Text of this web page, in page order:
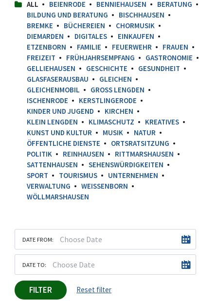
ALL BEIENRODE BENNIEHAUSEN
BERATUNG
BILDUNG UND BERATUNG
BISCHHAUSEN
BREMKE
BÜCHEREIEN
CHORMUSIK
DIEMARDEN
DIGITALES
EINKAUFEN
ETZENBORN
FAMILIE FEUERWEHR
FRAUEN
FREIZEIT
FRÜHJAHRSEMPFANG
GASTRONOMIE
GELLIEHAUSEN
GESCHICHTE
GESUNDHEIT
GLASFASERAUSBAU
GLEICHEN
GLEICHENMOBIL
GROSS LENGDEN
ISCHENRODE
KERSTLINGERODE
KINDER UND JUGEND
KIRCHEN
KLEIN LENGDEN
KLIMASCHUTZ
KREATIVES
KUNST UND KULTUR
MUSIK
NATUR
ÖFFENTLICHE DIENSTE
ORTSRATSITZUNG
POLITIK
REINHAUSEN
RITTMARSHAUSEN
SATTENHAUSEN
SEHENSWÜRDIGKEITEN
SPORT
TOURISMUS
UNTERNEHMEN
VERWALTUNG
WEISSENBORN
WÖLLMARSHAUSEN
DATE FROM:
DATE TO:
FILTER Reset filter